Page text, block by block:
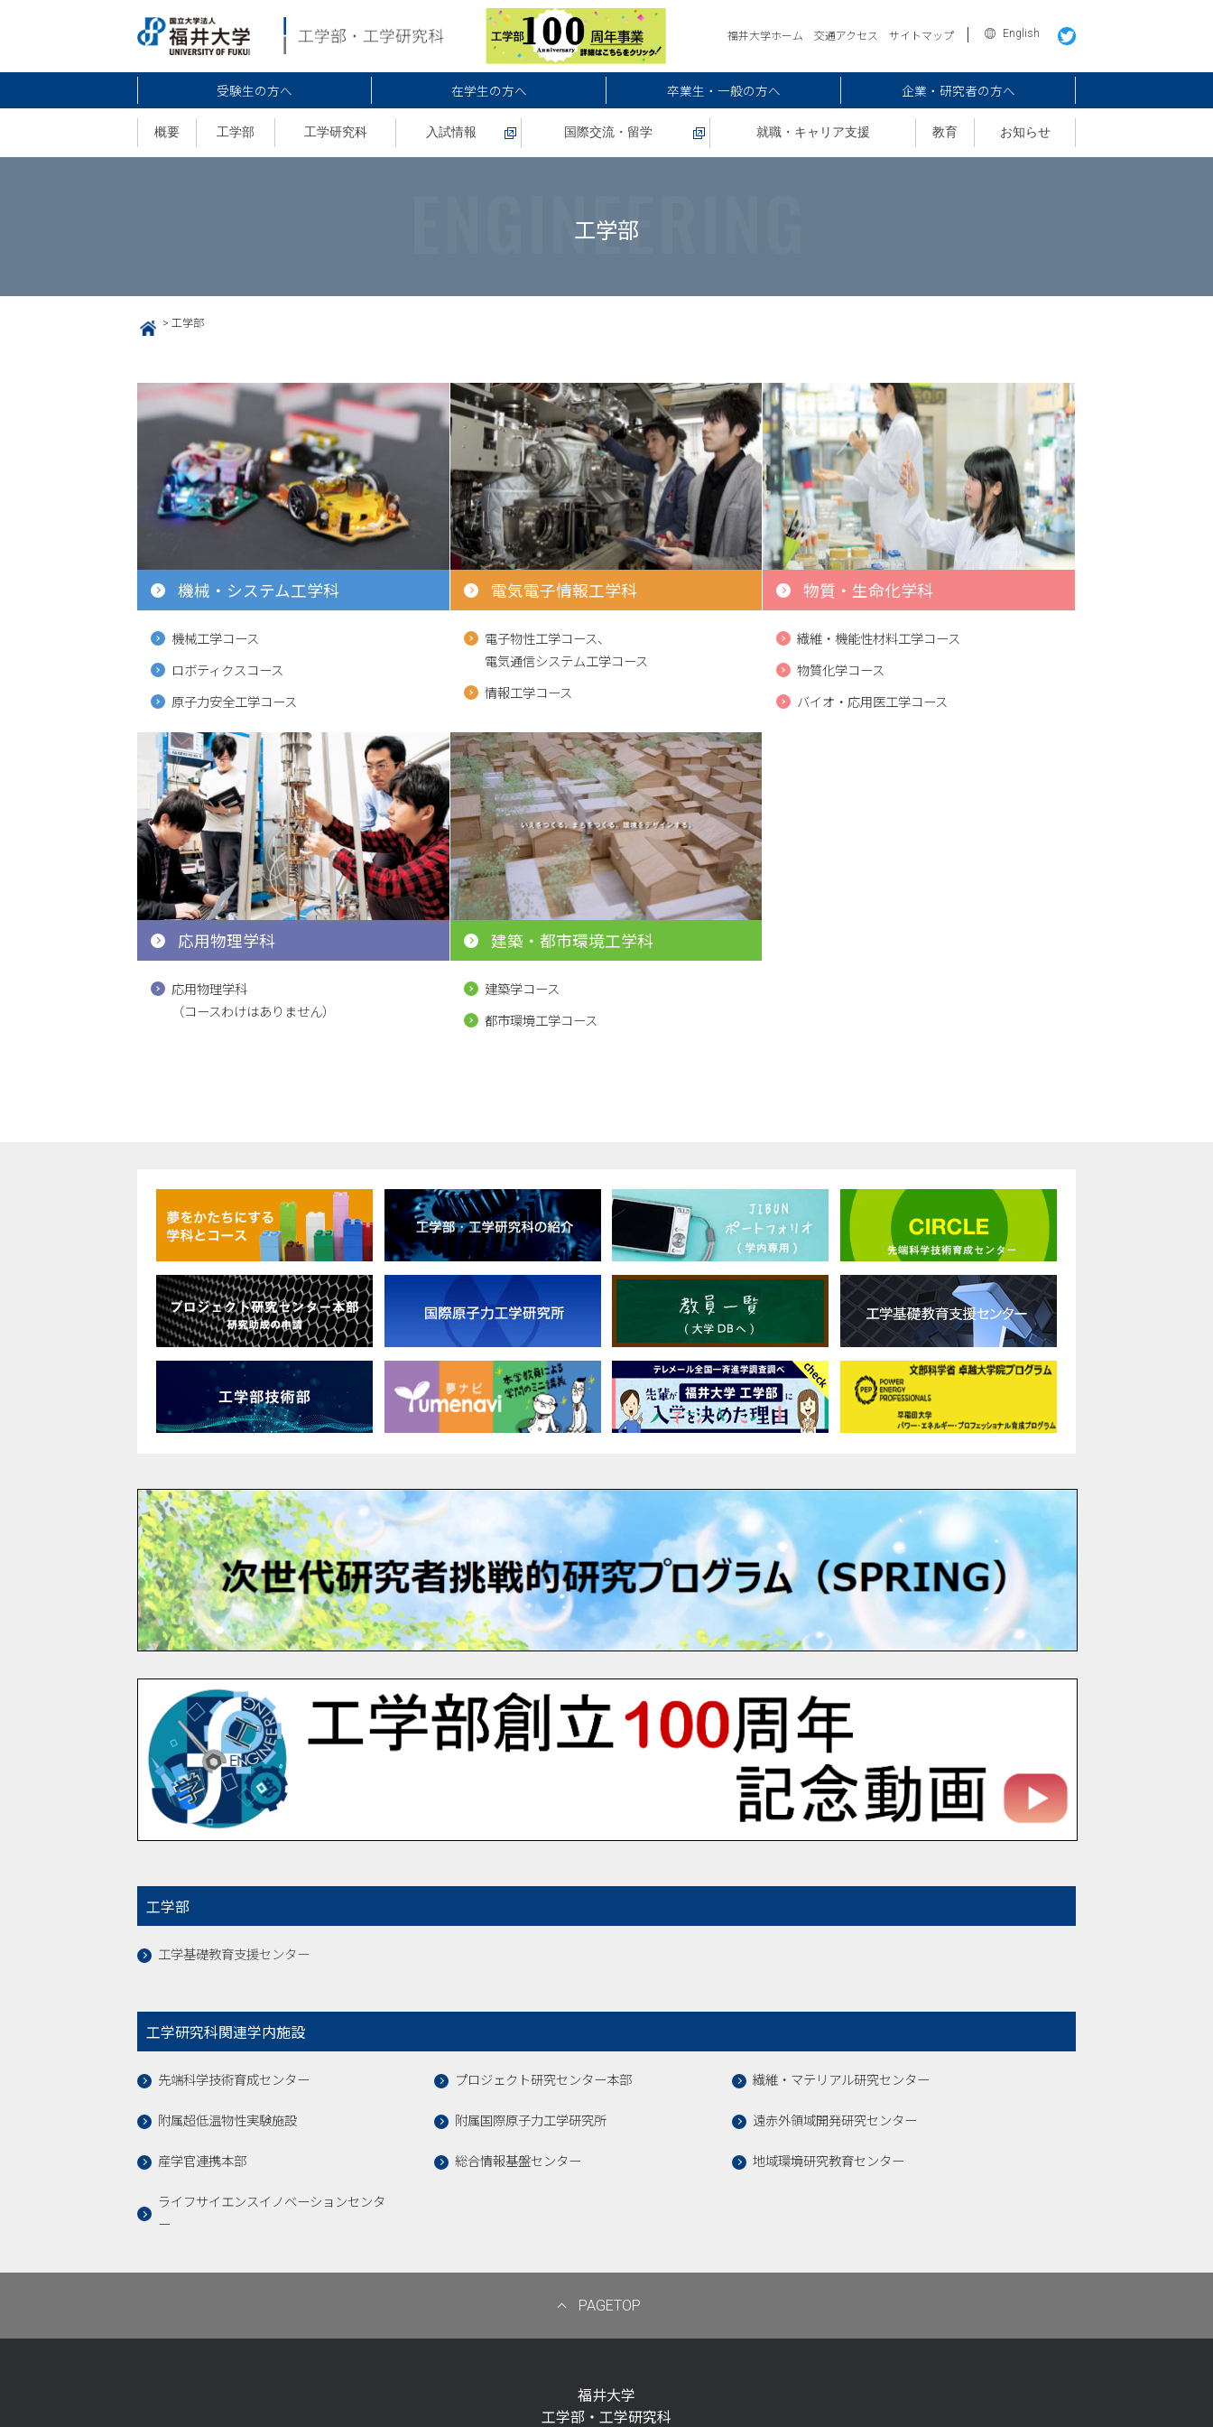
福井大学ホーム 交通アクセス サイトマップ English
受験生の方へ 在学生の方へ 卒業生・一般の方へ 企業・研究者の方へ
概要 工学部 工学研究科 入試情報 国際交流・留学 就職・キャリア支援 教育 お知らせ
工学部
HOME > 工学部
機械・システム工学科
機械工学コース
ロボティクスコース
原子力安全工学コース
電気電子情報工学科
電子物性工学コース、
電気通信システム工学コース
情報工学コース
物質・生命化学科
繊維・機能性材料工学コース
物質化学コース
バイオ・応用医工学コース
応用物理学科
応用物理学科
（コースわけはありません）
建築・都市環境工学科
建築学コース
都市環境工学コース
工学部
工学基礎教育支援センター
工学研究科関連学内施設
先端科学技術育成センター プロジェクト研究センター本部 繊維・マテリアル研究センター
附属超低温物性実験施設 附属国際原子力工学研究所 遠赤外領域開発研究センター
産学官連携本部 総合情報基盤センター 地域環境研究教育センター
ライフサイエンスイノベーションセンタ
ー
PAGETOP
福井大学
工学部・工学研究科